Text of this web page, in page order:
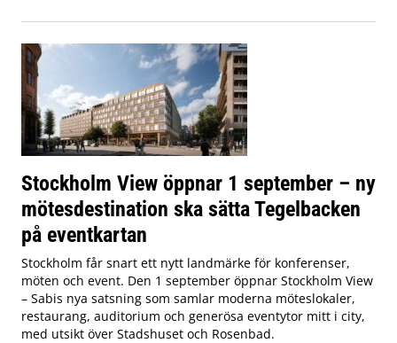
Stockholm View öppnar 1 september – ny
mötesdestination ska sätta Tegelbacken
på eventkartan
Stockholm får snart ett nytt landmärke för konferenser,
möten och event. Den 1 september öppnar Stockholm View
– Sabis nya satsning som samlar moderna möteslokaler,
restaurang, auditorium och generösa eventytor mitt i city,
med utsikt över Stadshuset och Rosenbad.